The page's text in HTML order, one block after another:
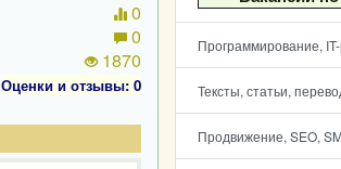
Программирование,
Тексты, статьи,
Продвижение, SEO,
0
0
1870
Оценки и отзывы: 0